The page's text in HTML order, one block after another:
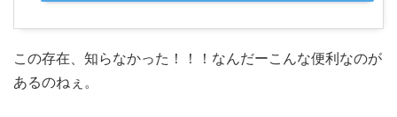
この存在、知らなかった！！！なんだーこんな便利なのが
あるのねぇ。